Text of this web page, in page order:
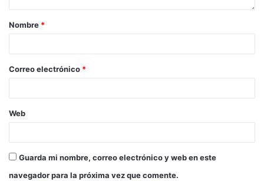
Nombre *
Correo electrónico *
Web
Guarda mi nombre, correo electrónico y web en este
navegador para la próxima vez que comente.